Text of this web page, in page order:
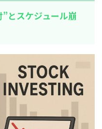
とスケジュール崩